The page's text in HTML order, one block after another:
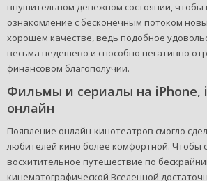
внушительном денежном состоянии, чтобы
ознакомление с бесконечным потоком
хорошем качестве, ведь подобное
весьма недешево и способно негативно
финансовом благополучии.
Фильмы и сериалы на iPhone,
онлайн
Появление онлайн-кинотеатров смогло
любителей кино более комфортной. Чтобы
восхитительное путешествие по
кинематографической Вселенной